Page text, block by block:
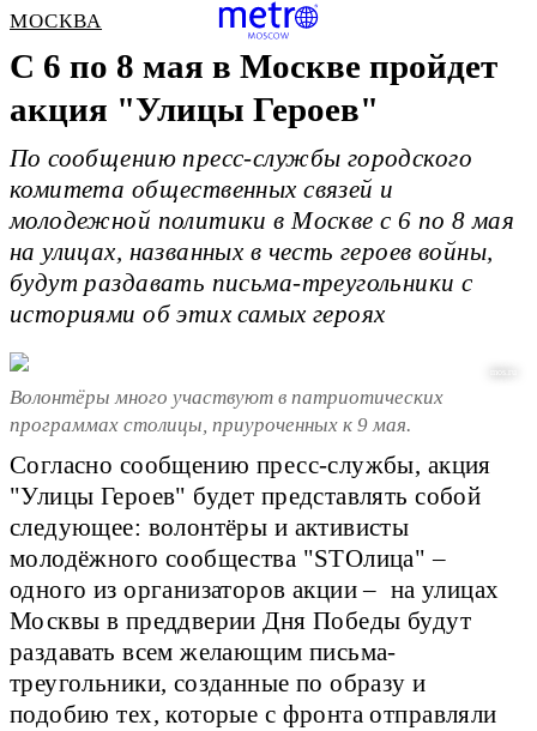
МОСКВА
С 6 по 8 мая в Москве пройдет
акция "Улицы Героев"
По сообщению пресс-службы городского
комитета общественных связей и
молодежной политики в Москве с 6 по 8 мая
на улицах, названных в честь героев войны,
будут раздавать письма-треугольники с
историями об этих самых героях
Волонтёры много участвуют в патриотических
программах столицы, приуроченных к 9 мая.
Согласно сообщению пресс-службы, акция
"Улицы Героев" будет представлять собой
следующее: волонтёры и активисты
молодёжного сообщества "STOлица" –
одного из организаторов акции – на улицах
Москвы в преддверии Дня Победы будут
раздавать всем желающим письма-
треугольники, созданные по образу и
подобию тех, которые с фронта отправляли